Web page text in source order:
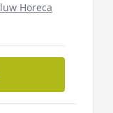
Horeca